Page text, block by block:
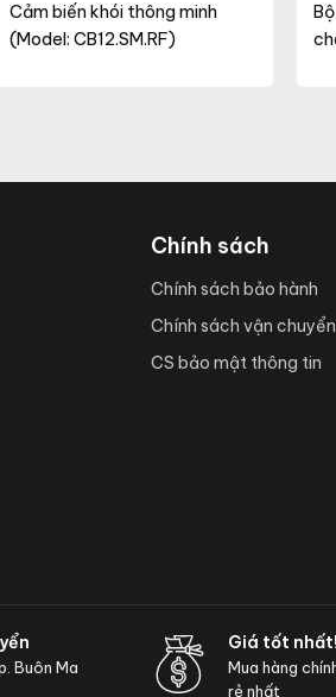
Cảm biến khói thông minh
(Model: CB12.SM.RF)
Chính sách
Chính sách bảo hành
Chính sách vận chuyển
CS bảo mật thông tin
Buôn Ma
Giá tốt nhất!
Mua hàng
rẻ nhất